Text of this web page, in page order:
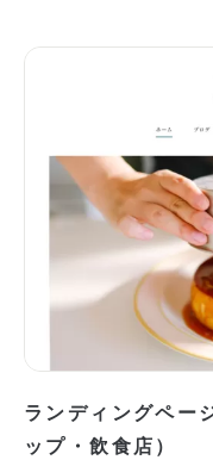
ランディングペー
ップ・飲食店）